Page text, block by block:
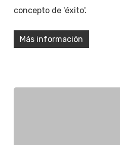
concepto de 'éxito'.
Más información